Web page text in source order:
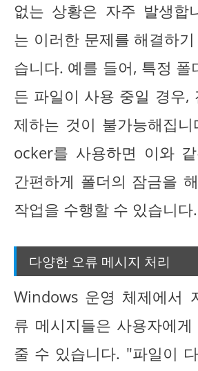
없는 상황은 자주 발생합
는 이러한 문제를 해결하
습니다. 예를 들어, 특정 폴
든 파일이 사용 중일 경우,
제하는 것이 불가능해집
ocker를 사용하면 이와
간편하게 폴더의 잠금을
작업을 수행할 수 있습니다.
다양한 오류 메시지 처리
Windows 운영 체제에서
류 메시지들은 사용자에
줄 수 있습니다. "파일이